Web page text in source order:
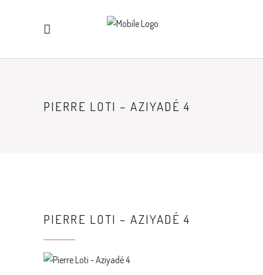
PIERRE LOTI – AZIYADÉ 4
PIERRE LOTI – AZIYADÉ 4